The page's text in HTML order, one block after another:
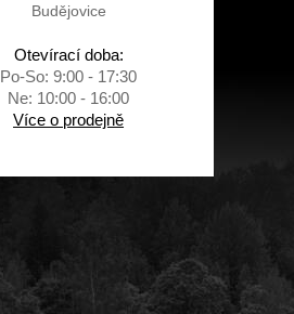
Budějovice
Otevírací doba:
Po-So: 9:00 - 17:30
Ne: 10:00 - 16:00
Více o prodejně